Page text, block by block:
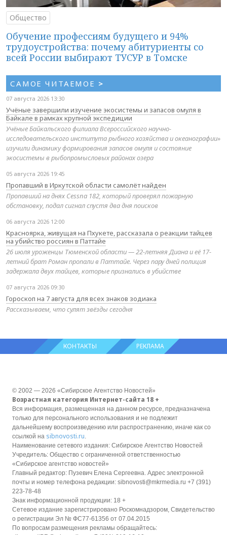
Общество
Обучение профессиям будущего и 94%
трудоустройства: почему абитуриенты со
всей России выбирают ТУСУР в Томске
САМОЕ ЧИТАЕМОЕ >
07 августа 2026 13:30
Учёные завершили изучение экосистемы и запасов омуля в
Байкале в рамках крупной экспедиции
Учёные Байкальского филиала Всероссийского научно-
исследовательского института рыбного хозяйства и океанографии»
изучили динамику формирования запасов омуля и состояние
экосистемы в рыбопромысловых районах озера
05 августа 2026 19:45
Пропавший в Иркутской области самолёт найден
Пропавший на днях Cessna 182, который проверял пожарную
обстановку, подал сигнал спустя два дня поисков
06 августа 2026 12:00
Красноярка, живущая на Пхукете, рассказала о реакции тайцев
на убийство россиян в Паттайе
26 июля уроженцы Тюменской области — 22-летняя Диана и её 17-
летний брат Роман пропали в Паттайе. Через пару дней полиция
задержала двух тайцев, которые признались в убийстве
07 августа 2026 09:30
Гороскоп на 7 августа для всех знаков зодиака
Рассказываем, что сулят звёзды сегодня
КОНТАКТЫ РЕКЛАМА
© 2002 — 2026 «Сибирское Агентство Новостей»
Возрастная категория Интернет-сайта 18 +
Вся информация, размещенная на данном ресурсе, предназначена
только для персонального использования и не подлежит
дальнейшему воспроизведению или распространению, иначе как со
ссылкой на sibnovosti.ru.
Наименование сетевого издания: Сибирское Агентство Новостей
Учредитель: Общество с ограниченной ответственностью
«Сибирское агентство новостей»
Главный редактор: Пузевич Елена Сергеевна. Адрес электронной
почты и номер телефона редакции: sibnovosti@mkrmedia.ru +7 (391)
223-78-48
Знак информационной продукции: 18 +
Сетевое издание зарегистрировано Роскомнадзором, Свидетельство
о регистрации Эл № ФС77-61356 от 07.04.2015
По вопросам размещения рекламы обращайтесь: